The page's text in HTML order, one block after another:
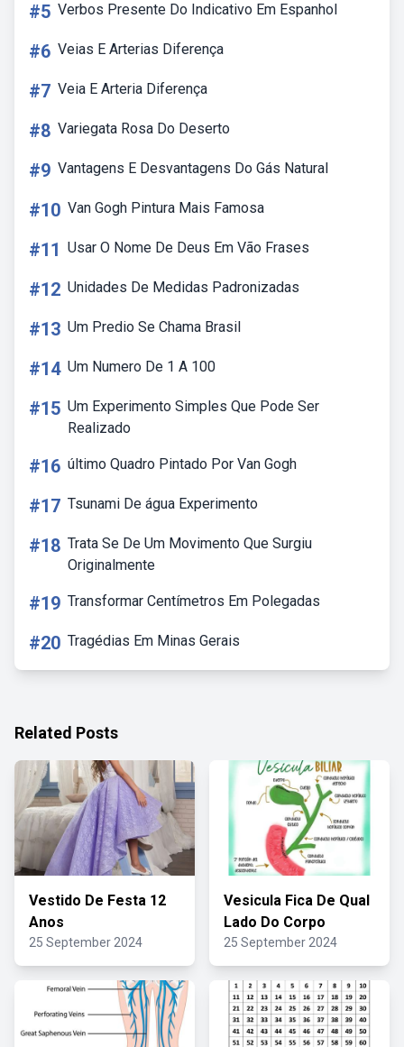
#5 Verbos Presente Do Indicativo Em Espanhol
#6 Veias E Arterias Diferença
#7 Veia E Arteria Diferença
#8 Variegata Rosa Do Deserto
#9 Vantagens E Desvantagens Do Gás Natural
#10 Van Gogh Pintura Mais Famosa
#11 Usar O Nome De Deus Em Vão Frases
#12 Unidades De Medidas Padronizadas
#13 Um Predio Se Chama Brasil
#14 Um Numero De 1 A 100
#15 Um Experimento Simples Que Pode Ser
Realizado
#16 último Quadro Pintado Por Van Gogh
#17 Tsunami De água Experimento
#18 Trata Se De Um Movimento Que Surgiu
Originalmente
#19 Transformar Centímetros Em Polegadas
#20 Tragédias Em Minas Gerais
Related Posts
Vestido De Festa 12
Anos
25 September 2024
Vesicula Fica De Qual
Lado Do Corpo
25 September 2024